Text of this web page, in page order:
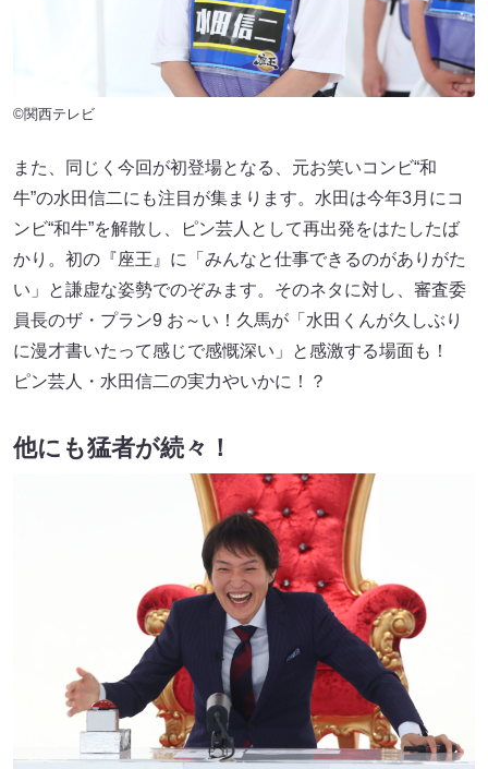
©関西テレビ
また、同じく今回が初登場となる、元お笑いコンビ“和
牛”の水田信二にも注目が集まります。水田は今年3月にコ
ンビ“和牛”を解散し、ピン芸人として再出発をはたしたば
かり。初の『座王』に「みんなと仕事できるのがありがた
い」と謙虚な姿勢でのぞみます。そのネタに対し、審査委
員長のザ・プラン9 お～い！久馬が「水田くんが久しぶり
に漫才書いたって感じで感慨深い」と感激する場面も！
ピン芸人・水田信二の実力やいかに！？
他にも猛者が続々！